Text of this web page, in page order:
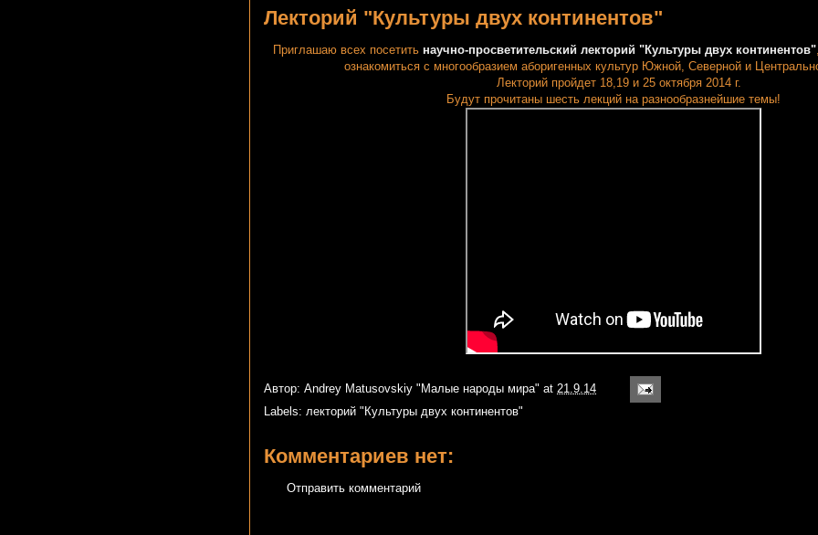
Лекторий "Культуры двух континентов"
Приглашаю всех посетить научно-просветительский лекторий "Культуры двух континентов"
ознакомиться с многообразием аборигенных культур Южной, Северной и
Лекторий пройдет 18,19 и 25 октября 2014 г.
Будут прочитаны шесть лекций на разнообразнейшие темы!
Автор: Andrey Matusovskiy "Малые народы мира" at 21.9.14
Labels: лекторий "Культуры двух континентов"
Комментариев нет:
Отправить комментарий